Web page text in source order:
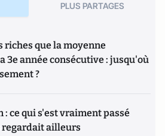
PLUS PARTAGES
riches que la moyenne
3e année consécutive : jusqu'où
?
: ce qui s'est vraiment passé
regardait ailleurs